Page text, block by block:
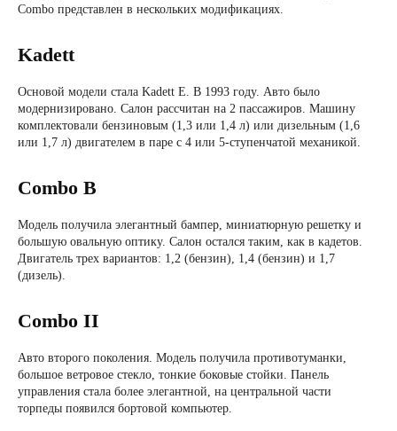
Combo представлен в нескольких модификациях.
Kadett
Основой модели стала Kadett E. В 1993 году. Авто было
модернизировано. Салон рассчитан на 2 пассажиров. Машину
комплектовали бензиновым (1,3 или 1,4 л) или дизельным (1,6
или 1,7 л) двигателем в паре с 4 или 5-ступенчатой ​​механикой.
Combo B
Модель получила элегантный бампер, миниатюрную решетку и
большую овальную оптику. Салон остался таким, как в кадетов.
Двигатель трех вариантов: 1,2 (бензин), 1,4 (бензин) и 1,7
(дизель).
Combo II
Авто второго поколения. Модель получила противотуманки,
большое ветровое стекло, тонкие боковые стойки. Панель
управления стала более элегантной, на центральной части
торпеды появился бортовой компьютер.